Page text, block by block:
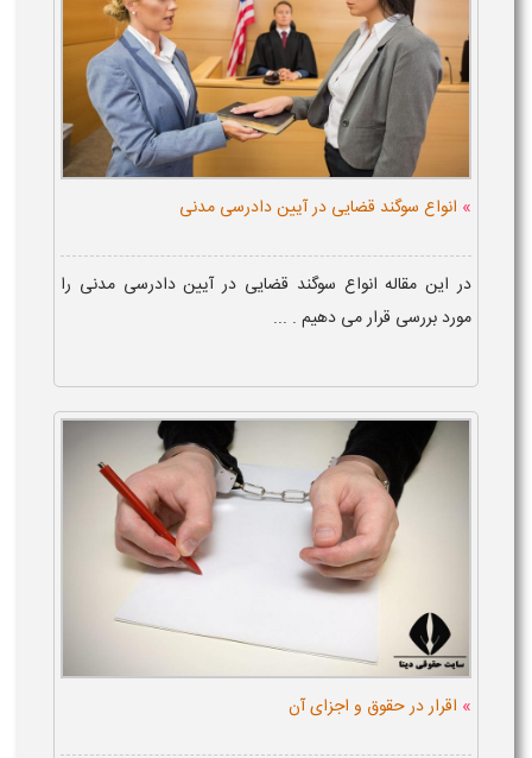
» انواع سوگند قضایی در آیین دادرسی مدنی
در این مقاله انواع سوگند قضایی در آیین دادرسی مدنی را
مورد بررسی قرار می دهیم . ...
» اقرار در حقوق و اجزای آن